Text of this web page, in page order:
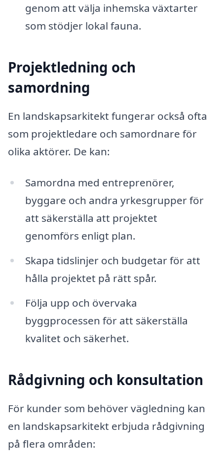
genom att välja inhemska växtarter
som stödjer lokal fauna.
Projektledning och
samordning
En landskapsarkitekt fungerar också ofta
som projektledare och samordnare för
olika aktörer. De kan:
Samordna med entreprenörer,
byggare och andra yrkesgrupper för
att säkerställa att projektet
genomförs enligt plan.
Skapa tidslinjer och budgetar för att
hålla projektet på rätt spår.
Följa upp och övervaka
byggprocessen för att säkerställa
kvalitet och säkerhet.
Rådgivning och konsultation
För kunder som behöver vägledning kan
en landskapsarkitekt erbjuda rådgivning
på flera områden: